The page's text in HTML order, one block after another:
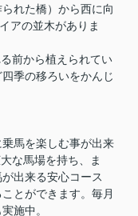
れた橋）から西に向
アの並木がありま
前から植えられてい
季の移ろいをかんじ
馬を楽しむ事が出来
な馬場を持ち、ま
出来る安心コース
とができます。毎月
施中。